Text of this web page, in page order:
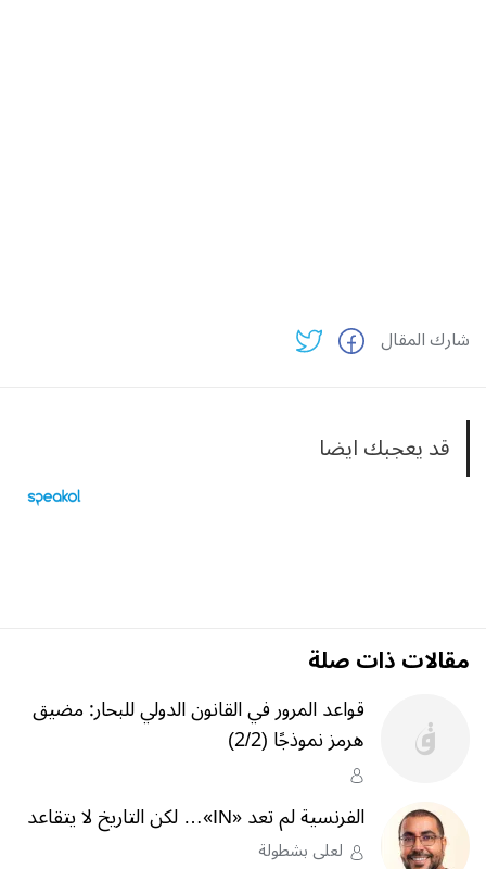
شارك المقال
قد يعجبك ايضا
مقالات ذات صلة
قواعد المرور في القانون الدولي للبحار: مضيق
هرمز نموذجًا (2/2)
الفرنسية لم تعد «IN»… لكن التاريخ لا يتقاعد
لعلى بشطولة